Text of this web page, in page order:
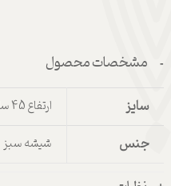
مشخصات محصول
سایز ارتفاع 45 سانتی متر
جنس شیشه سبز